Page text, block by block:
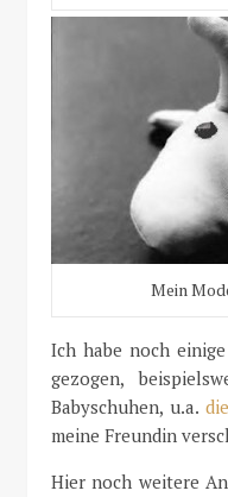
Mein
Ich habe noch
gezogen,
Babyschuhen, u.a.
meine Freundin
Hier noch weitere